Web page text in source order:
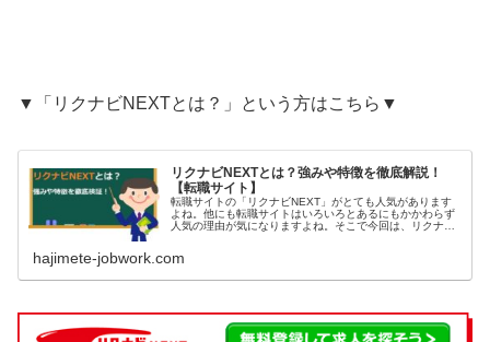
▼「リクナビNEXTとは？」という方はこちら▼
リクナビNEXTとは？強みや特徴を徹底解説！
【転職サイト】
転職サイトの「リクナビNEXT」がとても人気があります
よね。他にも転職サイトはいろいろとあるにもかかわらず
人気の理由が気になりますよね。そこで今回は、リクナビ
覧ください。
hajimete-jobwork.com